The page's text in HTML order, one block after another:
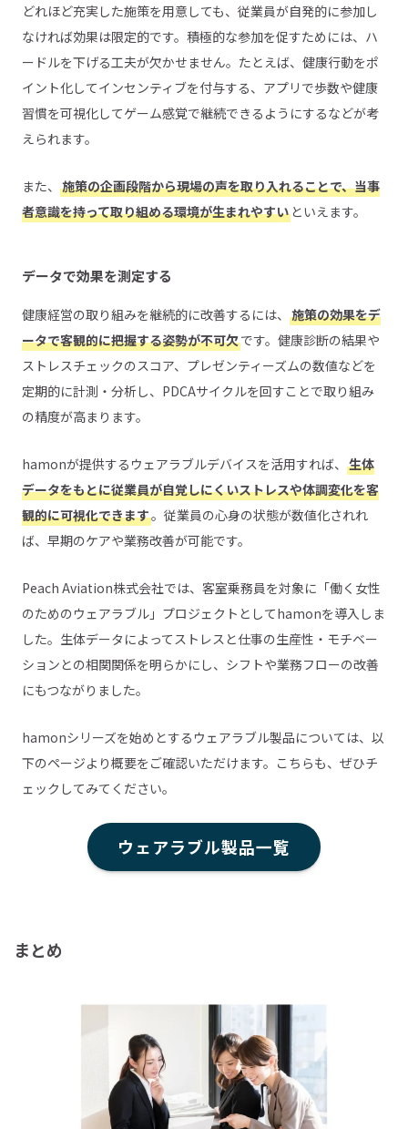
どれほど充実した施策を用意しても、従業員が自発的に参加し
なければ効果は限定的です。積極的な参加を促すためには、ハ
ードルを下げる工夫が欠かせません。たとえば、健康行動をポ
イント化してインセンティブを付与する、アプリで歩数や健康
習慣を可視化してゲーム感覚で継続できるようにするなどが考
えられます。
また、 施策の企画段階から現場の声を取り入れることで、当事
者意識を持って取り組める環境が生まれやすい といえます。
データで効果を測定する
健康経営の取り組みを継続的に改善するには、 施策の効果をデ
ータで客観的に把握する姿勢が不可欠です。健康診断の結果や
ストレスチェックのスコア、プレゼンティーズムの数値などを
定期的に計測・分析し、PDCAサイクルを回すことで取り組み
の精度が高まります。
hamonが提供するウェアラブルデバイスを活用すれば、 生体
データをもとに従業員が自覚しにくいストレスや体調変化を客
観的に可視化できます。従業員の心身の状態が数値化されれ
ば、早期のケアや業務改善が可能です。
Peach Aviation株式会社では、客室乗務員を対象に「働く女性
のためのウェアラブル」プロジェクトとしてhamonを導入しま
した。生体データによってストレスと仕事の生産性・モチベー
ションとの相関関係を明らかにし、シフトや業務フローの改善
にもつながりました。
hamonシリーズを始めとするウェアラブル製品については、以
下のページより概要をご確認いただけます。こちらも、ぜひチ
ェックしてみてください。
ウェアラブル製品一覧
まとめ